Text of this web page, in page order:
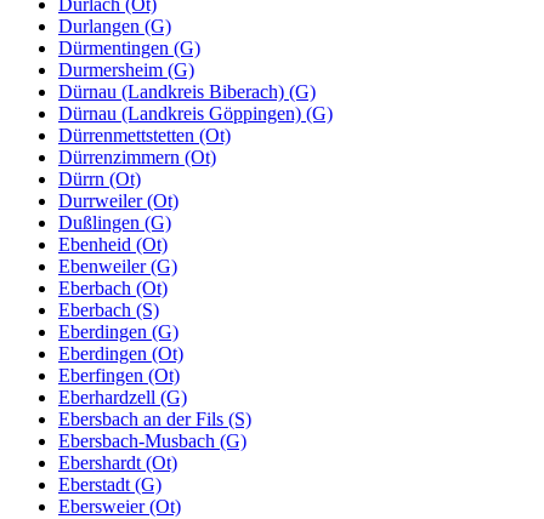
Durlangen (G)
Dürmentingen (G)
Durmersheim (G)
Dürnau (Landkreis Biberach) (G)
Dürnau (Landkreis Göppingen) (G)
Dürrenmettstetten (Ot)
Dürrenzimmern (Ot)
Dürrn (Ot)
Durrweiler (Ot)
Dußlingen (G)
Ebenheid (Ot)
Ebenweiler (G)
Eberbach (Ot)
Eberbach (S)
Eberdingen (G)
Eberdingen (Ot)
Eberfingen (Ot)
Eberhardzell (G)
Ebersbach an der Fils (S)
Ebersbach-Musbach (G)
Ebershardt (Ot)
Eberstadt (G)
Ebersweier (Ot)